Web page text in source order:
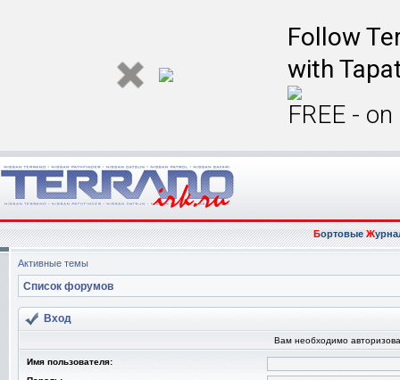
Follow
with
FREE -
БортовыеЖ
Активные темы
Список форумов
Вход
Вам необходимо
Имя пользователя: